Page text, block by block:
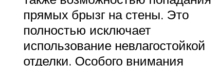
прямых брызг на стены. Это
полностью исключает
использование невлагостойкой
отделки. Особого внимания